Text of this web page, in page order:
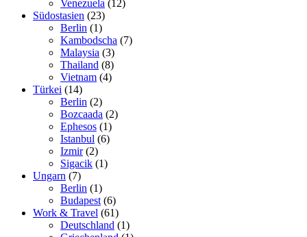
Venezuela (12)
Südostasien (23)
Berlin (1)
Kambodscha (7)
Malaysia (3)
Thailand (8)
Vietnam (4)
Türkei (14)
Berlin (2)
Bozcaada (2)
Ephesos (1)
Istanbul (6)
Izmir(2)
Sigacik (1)
Ungarn (7)
Berlin (1)
Budapest (6)
Work & Travel (61)
Deutschland (1)